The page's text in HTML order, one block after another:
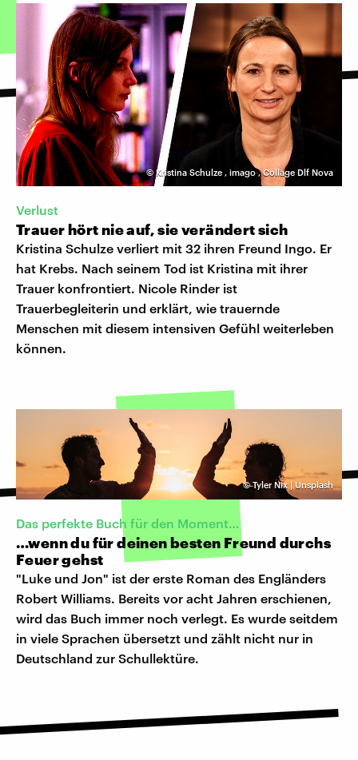
© Kristina Schulze , imago,Collage Dlf Nova
Verlust
Trauer hört nie auf, sie verändert sich
Kristina Schulze verliert mit 32 ihren Freund Ingo. Er
hat Krebs. Nach seinem Tod ist Kristina mit ihrer
Trauer konfrontiert. Nicole Rinder ist
Trauerbegleiterin und erklärt, wie trauernde
Menschen mit diesem intensiven Gefühl weiterleben
können.
©Tyler Nix | Unsplash
Das perfekte Buch für den Moment…
…wenn du für deinen besten Freund durchs
Feuer gehst
"Luke und Jon" ist der erste Roman des Engländers
Robert Williams. Bereits vor acht Jahren erschienen,
wird das Buch immer noch verlegt. Es wurde seitdem
in viele Sprachen übersetzt und zählt nicht nur in
Deutschland zur Schullektüre.